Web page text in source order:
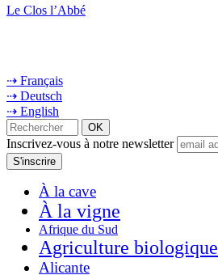
Le Clos l’Abbé
⇢ Français
⇢ Deutsch
⇢ English
Inscrivez-vous à notre newsletter
À la cave
À la vigne
Afrique du Sud
Agriculture biologique
Alicante